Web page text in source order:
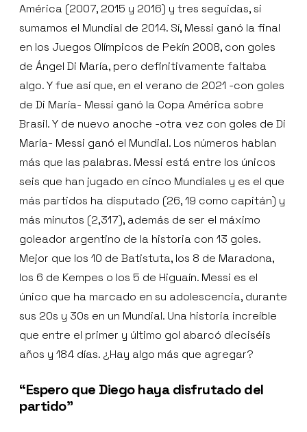
América (2007, 2015 y 2016) y tres seguidas, si
sumamos el Mundial de 2014. Sí, Messi ganó la final
en los Juegos Olímpicos de Pekín 2008, con goles
de Ángel Di María, pero definitivamente faltaba
algo. Y fue así que, en el verano de 2021 -con goles
de Di María- Messi ganó la Copa América sobre
Brasil. Y de nuevo anoche -otra vez con goles de Di
María- Messi ganó el Mundial. Los números hablan
más que las palabras. Messi está entre los únicos
seis que han jugado en cinco Mundiales y es el que
más partidos ha disputado (26, 19 como capitán) y
más minutos (2,317), además de ser el máximo
goleador argentino de la historia con 13 goles.
Mejor que los 10 de Batistuta, los 8 de Maradona,
los 6 de Kempes o los 5 de Higuaín. Messi es el
único que ha marcado en su adolescencia, durante
sus 20s y 30s en un Mundial. Una historia increíble
que entre el primer y último gol abarcó dieciséis
años y 184 días. ¿Hay algo más que agregar?
“Espero que Diego haya disfrutado del
partido”